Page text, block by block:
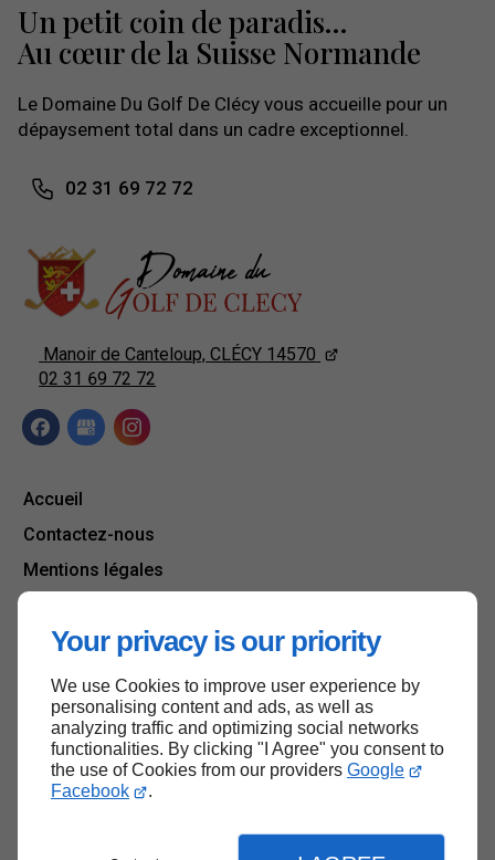
Your privacy is our priority
We use Cookies to improve user experience by
personalising content and ads, as well as
analyzing traffic and optimizing social networks
functionalities. By clicking "I Agree" you consent to
the use of Cookies from our providers Google
Facebook
.
Manoir de Canteloup, CLÉCY 14570
02 31 69 72 72
Accueil
Contactez-nous
Mentions légales
Un petit coin de paradis...
Au cœur de la Suisse Normande
Le Domaine Du Golf De Clécy vous accueille pour un
dépaysement total dans un cadre exceptionnel.
02 31 69 72 72
Haut de page